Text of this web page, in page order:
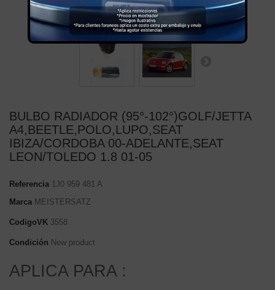
BULBO RADIADOR (95°-102°)GOLF/JETTA
A4,BEETLE,POLO,LUPO,SEAT
IBIZA/CORDOBA 00-ADELANTE,SEAT
LEON/TOLEDO 1.8 01-05
Referencia 1J0 959 481 A
Marca MEISTERSATZ
CodigoVK 3558
Condición New product
APLICA PARA :